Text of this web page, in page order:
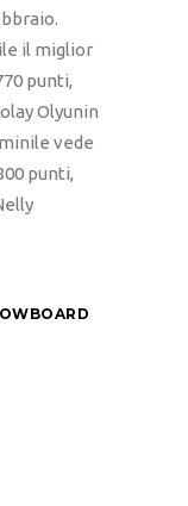
il miglior
punti,
Olyunin
vede
punti,